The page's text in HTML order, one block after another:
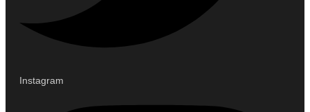
Instagram